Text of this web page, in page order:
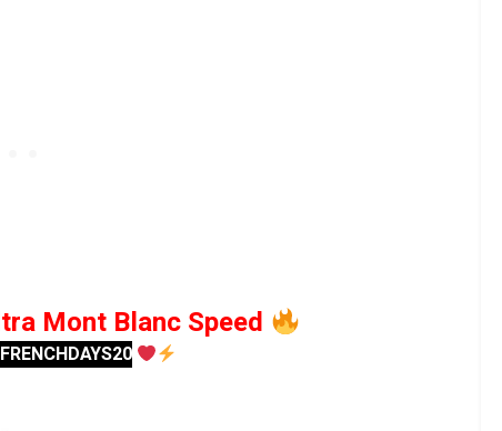
Mont Blanc Speed